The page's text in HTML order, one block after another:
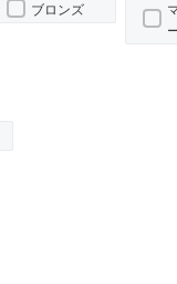
ブロンズ